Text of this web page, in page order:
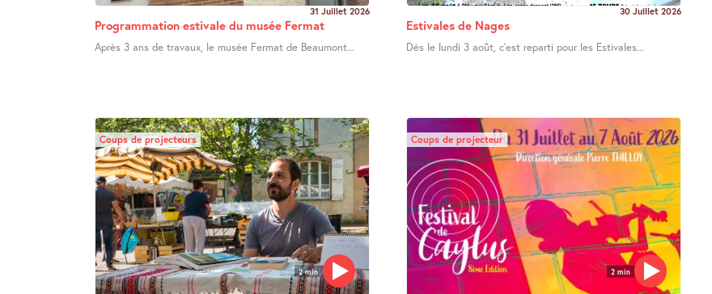
31 Juillet 2026
Programmation estivale du musée Fermat
Après 3 ans de travaux, le musée Fermat de Beaumont...
30 Juillet 2026
Estivales de Nages
Dès le lundi 3 août, c’est reparti pour les Estivales...
2 min
Coups de projecteurs
2 min
Coups de projecteur